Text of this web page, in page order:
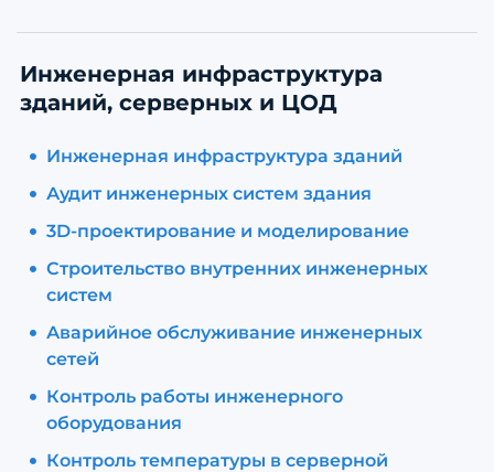
Инженерная инфраструктура
зданий, серверных и ЦОД
Инженерная инфраструктура зданий
Аудит инженерных систем здания
3D-проектирование и моделирование
Строительство внутренних инженерных
систем
Аварийное обслуживание инженерных
сетей
Контроль работы инженерного
оборудования
Контроль температуры в серверной